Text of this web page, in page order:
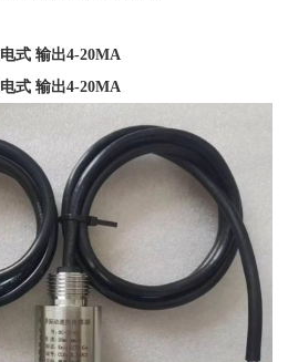
式 输出4-20MA
式 输出4-20MA